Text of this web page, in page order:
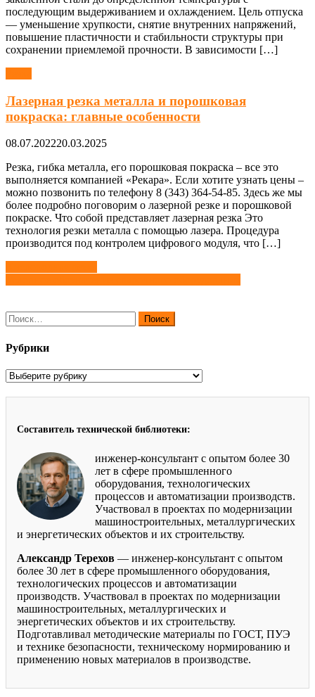
последующим выдерживанием и охлаждением. Цель отпуска
— уменьшение хрупкости, снятие внутренних напряжений,
повышение пластичности и стабильности структуры при
сохранении приемлемой прочности. В зависимости […]
Лазерная резка металла и порошковая
покраска: главные особенности
08.07.202220.03.2025
Резка, гибка металла, его порошковая покраска – все это
выполняется компанией «Рекара». Если хотите узнать цены –
можно позвонить по телефону 8 (343) 364-54-85. Здесь же мы
более подробно поговорим о лазерной резке и порошковой
покраске. Что собой представляет лазерная резка Это
технология резки металла с помощью лазера. Процедура
производится под контролем цифрового модуля, что […]
Навигация
по
записям
Найти:
Рубрики
Рубрики
Составитель технической библиотеки:
инженер-консультант с опытом более 30
лет в сфере промышленного
оборудования, технологических
процессов и автоматизации производств.
Участвовал в проектах по модернизации
машиностроительных, металлургических
и энергетических объектов и их строительству.
Александр Терехов — инженер-консультант с опытом
более 30 лет в сфере промышленного оборудования,
технологических процессов и автоматизации
производств. Участвовал в проектах по модернизации
машиностроительных, металлургических и
энергетических объектов и их строительству.
Подготавливал методические материалы по ГОСТ, ПУЭ
и технике безопасности, техническому нормированию и
применению новых материалов в производстве.